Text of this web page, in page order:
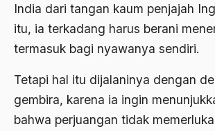
India dari tangan kaum penjajah
itu, ia terkadang harus berani
termasuk bagi nyawanya sendiri.
Tetapi hal itu dijalaninya dengan
gembira, karena ia ingin
bahwa perjuangan tidak
akulturasi budaya
Al-Azhar
Al-Ghazali